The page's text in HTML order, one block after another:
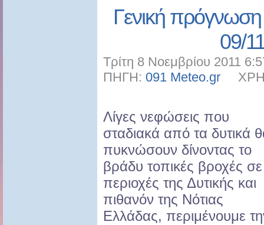
Γενική πρόγνωση
09/
Τρίτη 8 Νοεμβρίου 2011
ΠΗΓΗ: 091 Meteo.gr
Λίγες νεφώσεις που
σταδιακά από τα δυτικά
πυκνώσουν δίνοντας το
βράδυ τοπικές βροχές σε
περιοχές της Δυτικής και
πιθανόν της Νότιας
Ελλάδας, περιμένουμε